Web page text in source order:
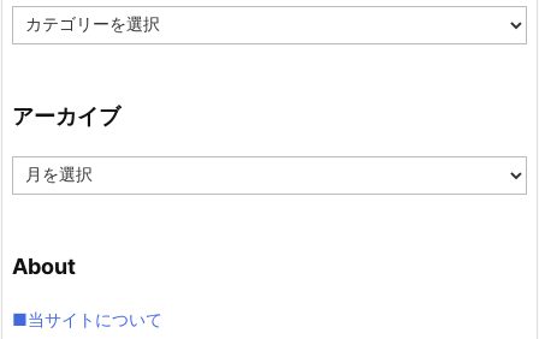
カ
テ
ー
アーカイブ
ー
ブ
About
■当サイトについて